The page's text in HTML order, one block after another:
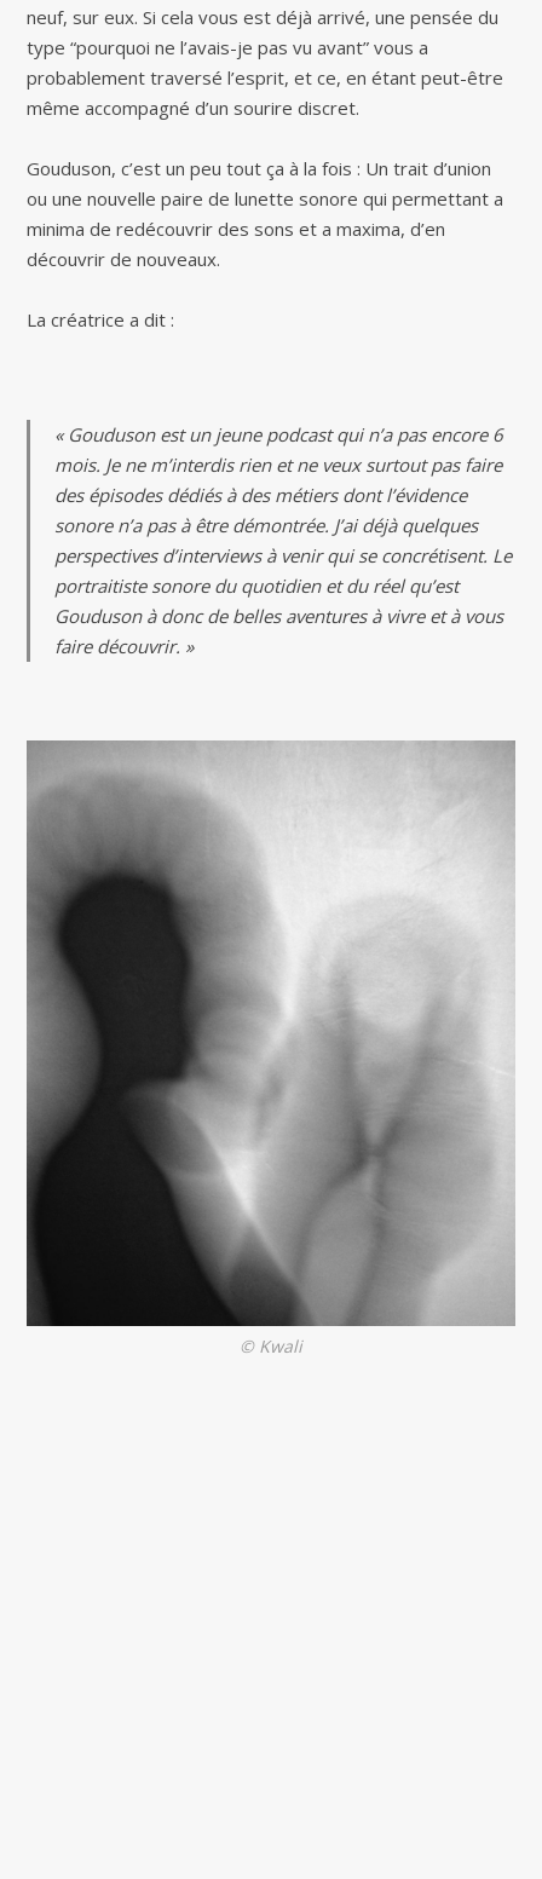
neuf, sur eux. Si cela vous est déjà arrivé, une pensée du
type “pourquoi ne l’avais-je pas vu avant” vous a
probablement traversé l’esprit, et ce, en étant peut-être
même accompagné d’un sourire discret.
Gouduson, c’est un peu tout ça à la fois : Un trait d’union
ou une nouvelle paire de lunette sonore qui permettant a
minima de redécouvrir des sons et a maxima, d’en
découvrir de nouveaux.
La créatrice a dit :
« Gouduson est un jeune podcast qui n’a pas encore 6
mois. Je ne m’interdis rien et ne veux surtout pas faire
des épisodes dédiés à des métiers dont l’évidence
sonore n’a pas à être démontrée. J’ai déjà quelques
perspectives d’interviews à venir qui se concrétisent. Le
portraitiste sonore du quotidien et du réel qu’est
Gouduson à donc de belles aventures à vivre et à vous
faire découvrir. »
© Kwali